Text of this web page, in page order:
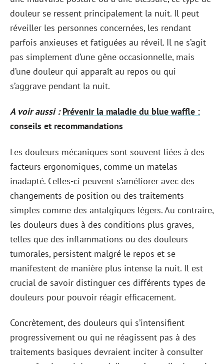
douleur se ressent principalement la nuit. Il peut
réveiller les personnes concernées, les rendant
parfois anxieuses et fatiguées au réveil. Il ne s’agit
pas simplement d’une gêne occasionnelle, mais
d’une douleur qui apparaît au repos ou qui
s’aggrave pendant la nuit.
A voir aussi : Prévenir la maladie du blue waffle :
conseils et recommandations
Les douleurs mécaniques sont souvent liées à des
facteurs ergonomiques, comme un matelas
inadapté. Celles-ci peuvent s’améliorer avec des
changements de position ou des traitements
simples comme des antalgiques légers. Au contraire,
les douleurs dues à des conditions plus graves,
telles que des inflammations ou des douleurs
tumorales, persistent malgré le repos et se
manifestent de manière plus intense la nuit. Il est
crucial de savoir distinguer ces différents types de
douleurs pour pouvoir réagir efficacement.
Concrètement, des douleurs qui s’intensifient
progressivement ou qui ne réagissent pas à des
traitements basiques devraient inciter à consulter